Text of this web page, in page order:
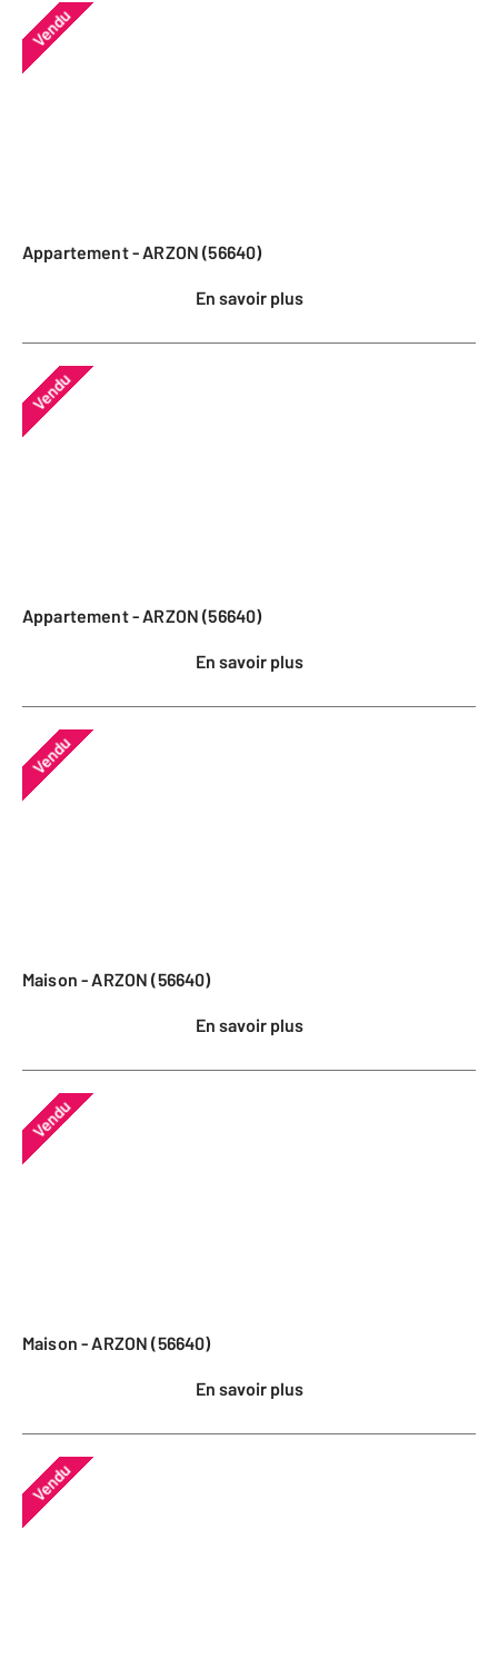
Vendu
Appartement - ARZON (56640)
En savoir plus
Vendu
Appartement - ARZON (56640)
En savoir plus
Vendu
Maison - ARZON (56640)
En savoir plus
Vendu
Maison - ARZON (56640)
En savoir plus
Vendu